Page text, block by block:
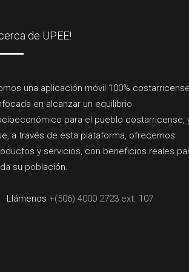
de UPEE!
una aplicación móvil 100%
en alcanzar un equilibrio
para el pueblo costarricense,
a través de esta plataforma, ofrecemos
y servicios, con beneficios reales
su población.
Llámenos +(506) 4000 2723 ext. 107